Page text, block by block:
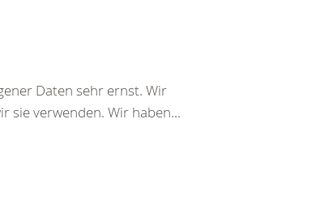
Daten sehr ernst. Wir
sie verwenden. Wir haben...